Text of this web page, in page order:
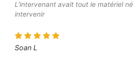
L'intervenant avait tout le matériel
intervenir
Soan L